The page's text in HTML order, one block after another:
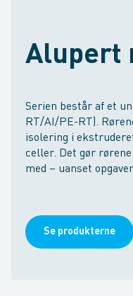
Alupert
Serien består af et
RT/AI/PE-RT).
isolering i
celler. Det gør
med – uanset
Se produkterne